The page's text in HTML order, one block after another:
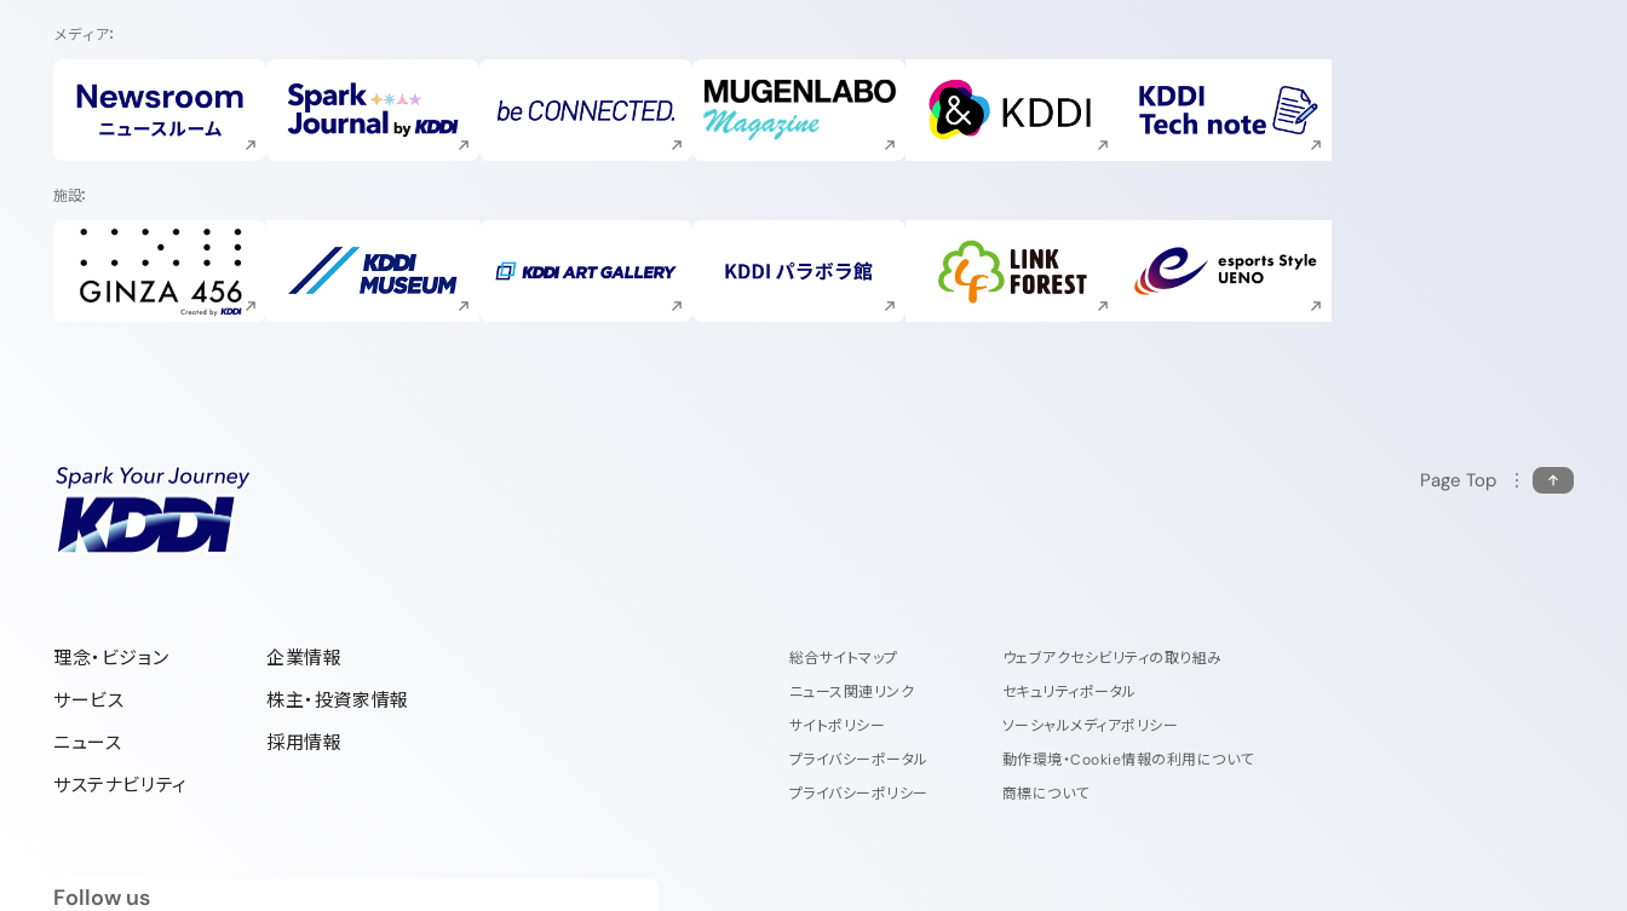
メディア
新規ウィンドウで開く 新規ウィンドウで開く 新規ウィンドウで開く 新規ウィンドウで開く 新規ウィンドウで開く 新規ウィンドウで開く
施設
新規ウィンドウで開く 新規ウィンドウで開く 新規ウィンドウで開く 新規ウィンドウで開く 新規ウィンドウで開く 新規ウィンドウで開く
理念・ビジョン
サービス
ニュース
サステナビリティ
企業情報
株主・投資家情報
採用情報
総合サイトマップ
ニュース関連リンク
サイトポリシー
プライバシーポータル
プライバシーポリシー
ウェブアクセシビリティの取り組み
セキュリティポータル
ソーシャルメディアポリシー
動作環境・Cookie情報の利用について
商標について
Follow usフォローアス
Page Top